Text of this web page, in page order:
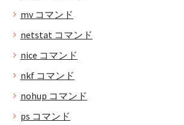
mv コマンド
netstat コマンド
nice コマンド
nkf コマンド
nohup コマンド
ps コマンド